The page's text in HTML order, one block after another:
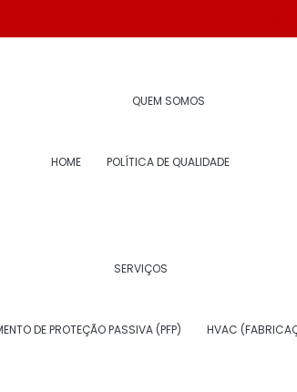
HOME
QUEM SOMOS
POLÍTICA DE QUALIDADE
SERVIÇOS
DE PROTEÇÃO PASSIVA (PFP) HVAC
de ar